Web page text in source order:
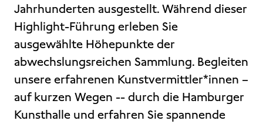
Jahrhunderten ausgestellt. Während dieser
Highlight-Führung erleben Sie
ausgewählte Höhepunkte der
abwechslungsreichen Sammlung. Begleiten
unsere erfahrenen Kunstvermittler*innen –
auf kurzen Wegen -- durch die Hamburger
Kunsthalle und erfahren Sie spannende